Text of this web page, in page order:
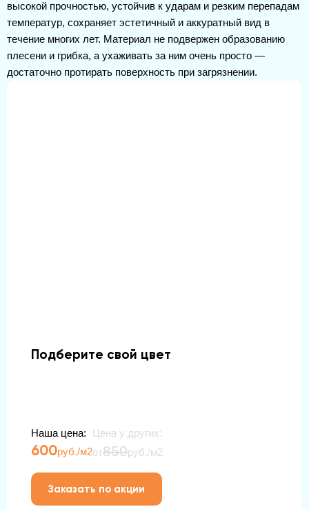
высокой прочностью, устойчив к ударам и резким перепадам
температур, сохраняет эстетичный и аккуратный вид в
течение многих лет. Материал не подвержен образованию
плесени и грибка, а ухаживать за ним очень просто —
достаточно протирать поверхность при загрязнении.
Подберите свой цвет
Наша цена:
600руб./м2
Цена у других:
от850руб./м2
Заказать по акции